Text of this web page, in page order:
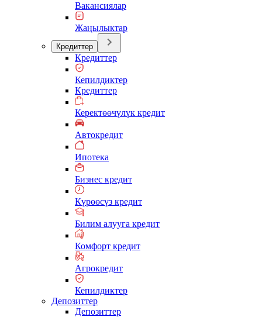
Вакансиялар
Жаңылыктар
Кредиттер
Кредиттер
Кепилдиктер
Кредиттер
Керектөөчүлүк кредит
Автокредит
Ипотека
Бизнес кредит
Күрөөсүз кредит
Билим алууга кредит
Комфорт кредит
Агрокредит
Кепилдиктер
Депозиттер
Депозиттер